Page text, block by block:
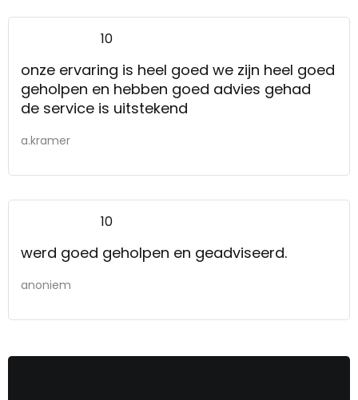
10
onze ervaring is heel goed we zijn heel goed
geholpen en hebben goed advies gehad
de service is uitstekend
a.kramer
10
werd goed geholpen en geadviseerd.
anoniem